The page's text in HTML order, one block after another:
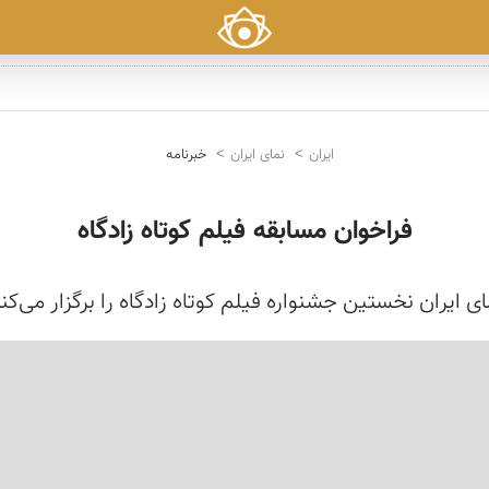
ایران نمای ایران خبرنامه
فراخوان مسابقه فیلم کوتاه زادگاه
ایران نخستین جشنواره فیلم کوتاه زادگاه را برگزار